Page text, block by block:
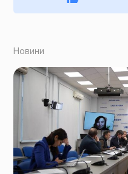
Новини